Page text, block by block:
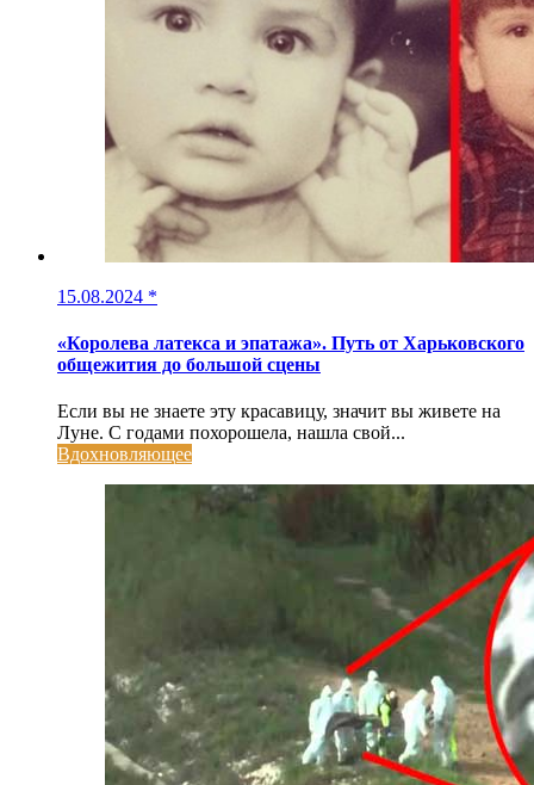
15.08.2024 *
«Королева латекса и эпатажа». Путь от Харьковского
общежития до большой сцены
Если вы не знаете эту красавицу, значит вы живете на
Луне. С годами похорошела, нашла свой...
Вдохновляющее